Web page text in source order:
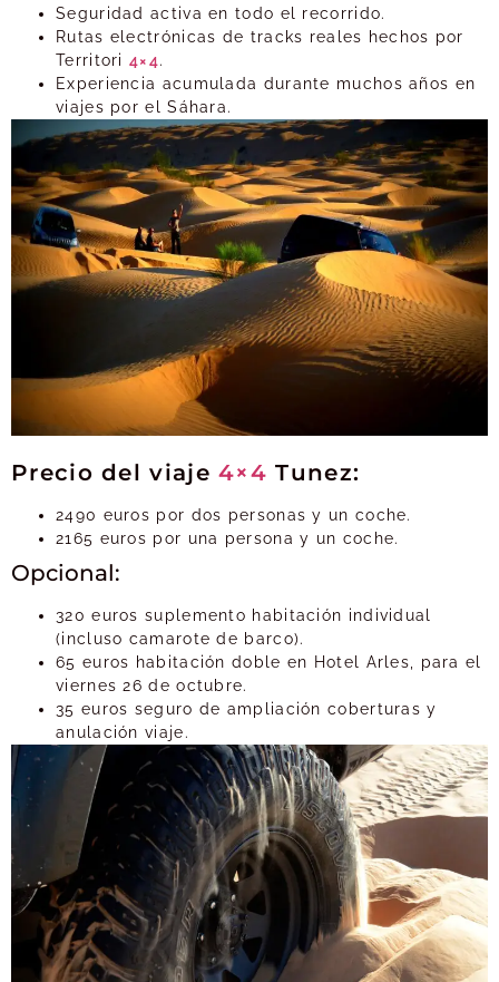
Seguridad activa en todo el recorrido.
Rutas electrónicas de tracks reales hechos por
Territori 4×4.
Experiencia acumulada durante muchos años en
viajes por el Sáhara.
Precio del viaje4×4 Tunez:
2490 euros por dos personas y un coche.
2165 euros por una persona y un coche.
Opcional:
320 euros suplemento habitación individual
(incluso camarote de barco).
65 euros habitación doble en Hotel Arles, para el
viernes 26 de octubre.
35 euros seguro de ampliación coberturas y
anulación viaje.